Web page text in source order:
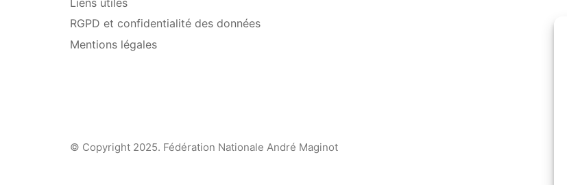
RGPD et confidentialité des données
Mentions légales
© Copyright 2025. Fédération Nationale André Maginot